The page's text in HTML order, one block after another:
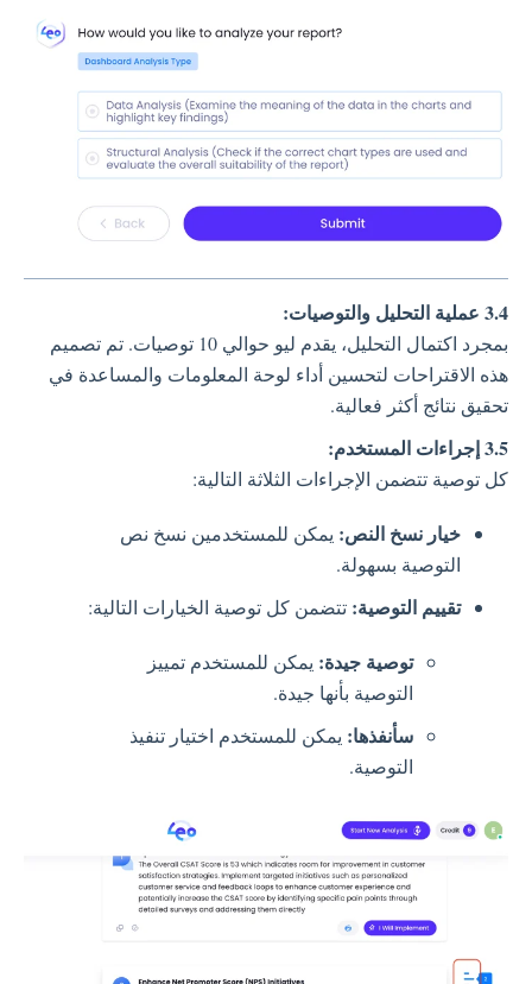
3.4 عملية التحليل والتوصيات:
بمجرد اكتمال التحليل، يقدم ليو حوالي 10 توصيات. تم تصميم
هذه الاقتراحات لتحسين أداء لوحة المعلومات والمساعدة في
تحقيق نتائج أكثر فعالية.
3.5 إجراءات المستخدم:
كل توصية تتضمن الإجراءات الثلاثة التالية:
خيار نسخ النص: يمكن للمستخدمين نسخ نص
التوصية بسهولة.
تقييم التوصية: تتضمن كل توصية الخيارات التالية:
توصية جيدة: يمكن للمستخدم تمييز
التوصية بأنها جيدة.
سأنفذها: يمكن للمستخدم اختيار تنفيذ
التوصية.